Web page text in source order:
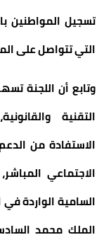
تسجيل المواطنين
التي تتواصل على
وتابع أن اللجنة
التقنية
الاستفادة من
الاجتماعي
السامية الواردة
الملك محمد